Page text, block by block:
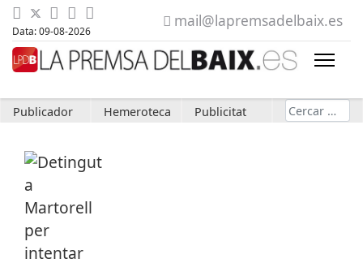
Data: 09-08-2026
mail@lapremsadelbaix.es
Publicador Hemeroteca Publicitat Cerca